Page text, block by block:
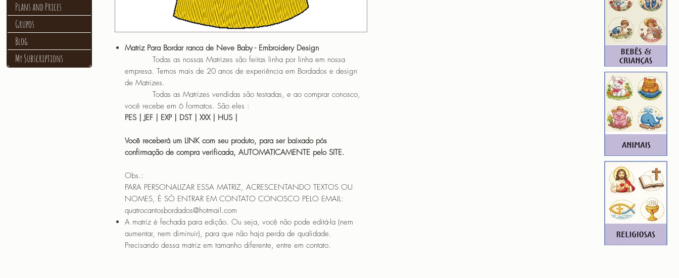
Matriz Para Bordar ranca de Neve Baby - Embroidery Design
Todas as nossas Matrizes são feitas linha por linha em nossa
empresa. Temos mais de 20 anos de experiência em Bordados e design
de Matrizes.
Todas as Matrizes vendidas são testadas, e ao comprar conosco,
você recebe em 6 formatos. São eles :
PES | JEF | EXP | DST | XXX | HUS |
Você receberá um LINK com seu produto, para ser baixado pós
confirmação de compra verificada, AUTOMATICAMENTE pelo SITE.
Obs.:
PARA PERSONALIZAR ESSA MATRIZ, ACRESCENTANDO TEXTOS OU
NOMES, É SÓ ENTRAR EM CONTATO CONOSCO PELO EMAIL:
quatrocantosbordados@hotmail.com
A matriz é fechada para edição. Ou seja, você não pode editá-la (nem
aumentar, nem diminuir), para que não haja perda de qualidade.
Precisando dessa matriz em tamanho diferente, entre em contato.
Plans and Prices
Grupos
Blog
My Subscriptions